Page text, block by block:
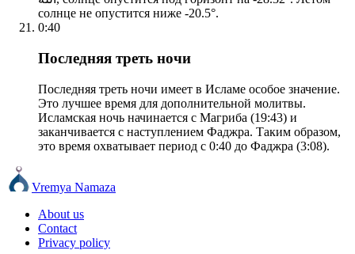
солнце не опустится ниже -20.5°.
0:40
Последняя треть ночи
Последняя треть ночи имеет в Исламе особое значение.
Это лучшее время для дополнительной молитвы.
Исламская ночь начинается с Магриба (19:43) и
заканчивается с наступлением Фаджра. Таким образом,
это время охватывает период с 0:40 до Фаджра (3:08).
Vremya Namaza
About us
Contact
Privacy policy